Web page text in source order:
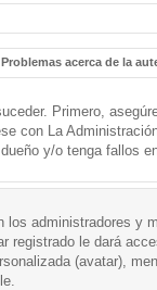
Problemas acerca de la
Primero,
con La
y/o tenga fallos
administradores y
registrado le dará
(avatar),